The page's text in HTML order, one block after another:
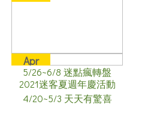
5/26~6/8 迷點瘋轉盤
Apr
20
2021
2021迷客夏週年慶活動
4/20~5/3 天天有驚喜